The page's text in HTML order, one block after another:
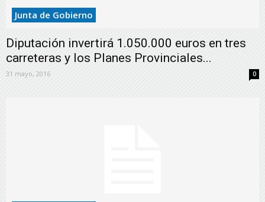
Junta de Gobierno
Diputación invertirá 1.050.000 euros en tres
carreteras y los Planes Provinciales...
31 mayo, 2016 0